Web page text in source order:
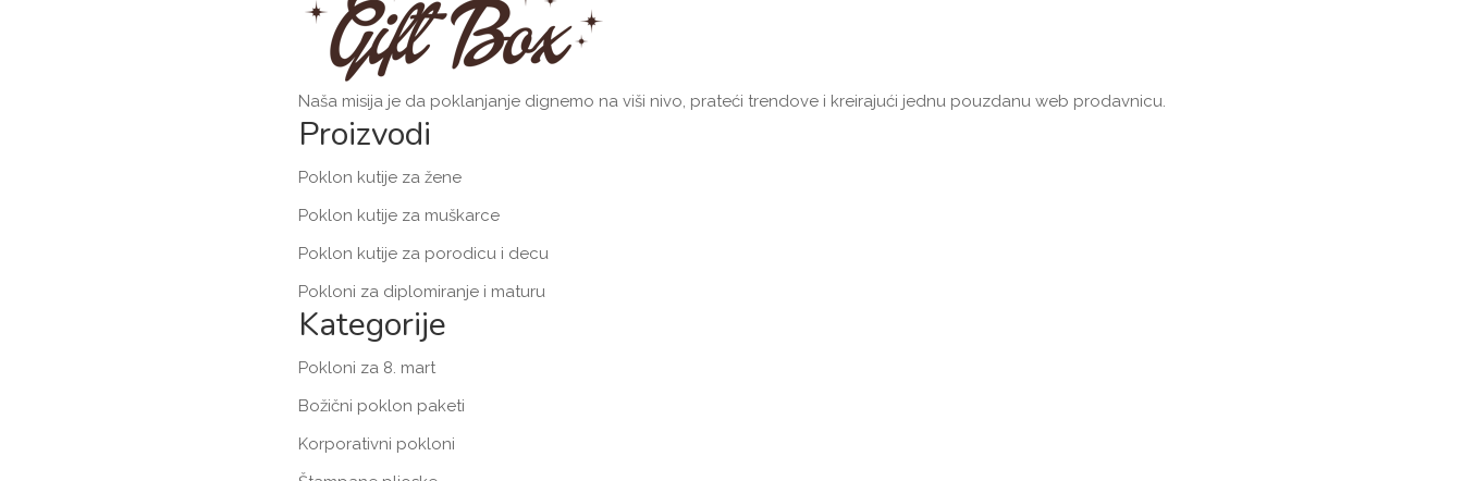
Naša misija je da poklanjanje dignemo na viši nivo, prateći trendove i kreirajući jednu pouzdanu web prodavnicu.
Proizvodi
Poklon kutije za žene
Poklon kutije za muškarce
Poklon kutije za porodicu i decu
Pokloni za diplomiranje i maturu
Kategorije
Pokloni za 8. mart
Božični poklon paketi
Korporativni pokloni